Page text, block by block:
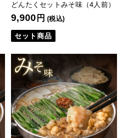
どんたくセットみそ味（4人前）
9,900 円 (税込)
セット商品